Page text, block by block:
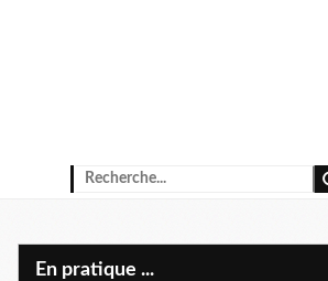
En pratique ...